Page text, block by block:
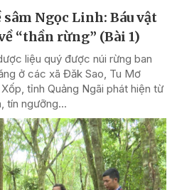
Ngọc Linh: Báu vật
“thần rừng” (Bài 1)
liệu quý được núi rừng ban
ở các xã Đăk Sao, Tu Mơ
tỉnh Quảng Ngãi phát hiện từ
tín ngưỡng...